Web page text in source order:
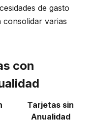
de gasto
consolidar varias
con
Tarjetas sin
Anualidad